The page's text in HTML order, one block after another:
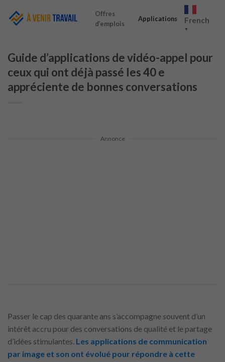
Offres
d’emplois
Applications French
▼
Guide d’applications de vidéo-appel pour
ceux qui ont déjà passé les 40 e
appréciente de bonnes conversations
Annonce
Passer le cap des quarante ans s’accompagne souvent d’un
intérêt accru pour des conversations de qualité et le partage
d’idées stimulantes. Les applications de communication
par image et son ont évolué pour répondre à cette